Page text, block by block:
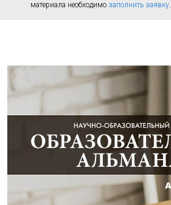
материала необходимо заполнить заявку.